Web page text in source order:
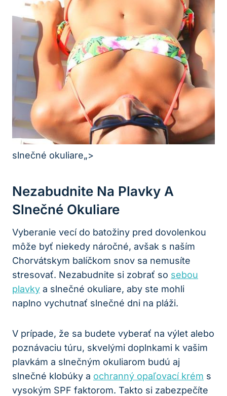
slnečné okuliare„>
Nezabudnite Na Plavky A
Slnečné Okuliare
Vyberanie vecí do batožiny pred dovolenkou
môže byť niekedy náročné, avšak s naším
Chorvátskym balíčkom snov sa nemusíte
stresovať. Nezabudnite si zobrať so sebou
plavky a slnečné okuliare, aby ste mohli
naplno vychutnať slnečné dni na pláži.
V prípade, že sa budete vyberať na výlet alebo
poznávaciu túru, skvelými doplnkami k vašim
plavkám a slnečným okuliarom budú aj
slnečné klobúky a ochranný opaľovací krém s
vysokým SPF faktorom. Takto si zabezpečíte